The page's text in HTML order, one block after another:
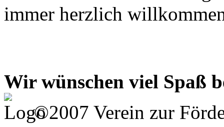
immer herzlich
Wir wünschen viel Spaß
©2007 Verein zur